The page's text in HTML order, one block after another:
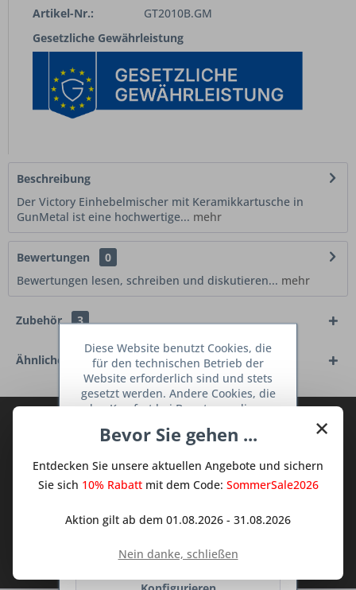
Artikel-Nr.:
GT2010B.GM
Gesetzliche Gewährleistung
Beschreibung
Der Victory Einhebelmischer mit Keramikkartusche in
GunMetal ist eine hochwertige... mehr
Bewertungen
0
Bewertungen lesen, schreiben und diskutieren... mehr
Zubehör 3
Ähnliche Artikel
TraumKüche Newsletter und verpassen
Sie keine Neuigkeit oder Aktion mehr aus
dem Traum Küchen - Shop.
Ich habe die
Datenschutzbestimmungen
×
Bevor Sie gehen ...
Entdecken Sie unsere aktuellen Angebote und sichern
Sie sich 10% Rabattmit dem Code: SommerSale2026
Aktion gilt ab dem 01.08.2026 - 31.08.2026
Nein danke, schließen
Diese Website benutzt Cookies, die
für den technischen Betrieb der
Website erforderlich sind und stets
gesetzt werden. Andere Cookies, die
den Komfort bei Benutzung dieser
dienen oder die Interaktion mit
Netzwerken vereinfachen sollen,
werden nur mit Ihrer Zustimmung
Ablehnen